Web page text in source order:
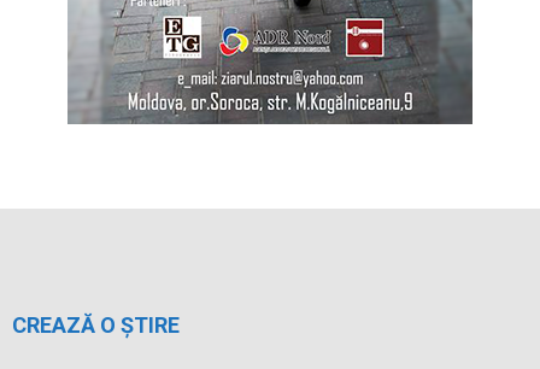
CREAZĂ O ȘTIRE